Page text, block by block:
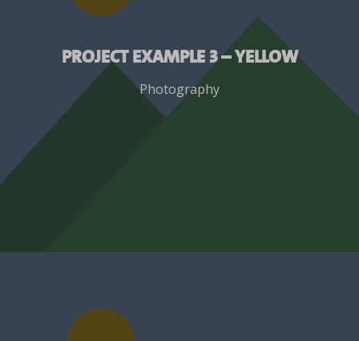
Project Example 3 – Yellow
Photography